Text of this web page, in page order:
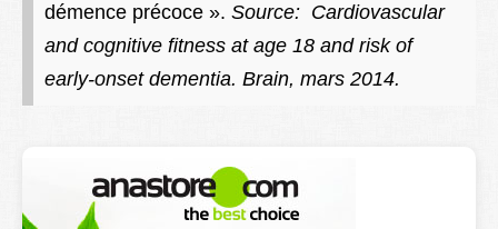
démence précoce ». Source: Cardiovascular
and cognitive fitness at age 18 and risk of
early-onset dementia. Brain, mars 2014.